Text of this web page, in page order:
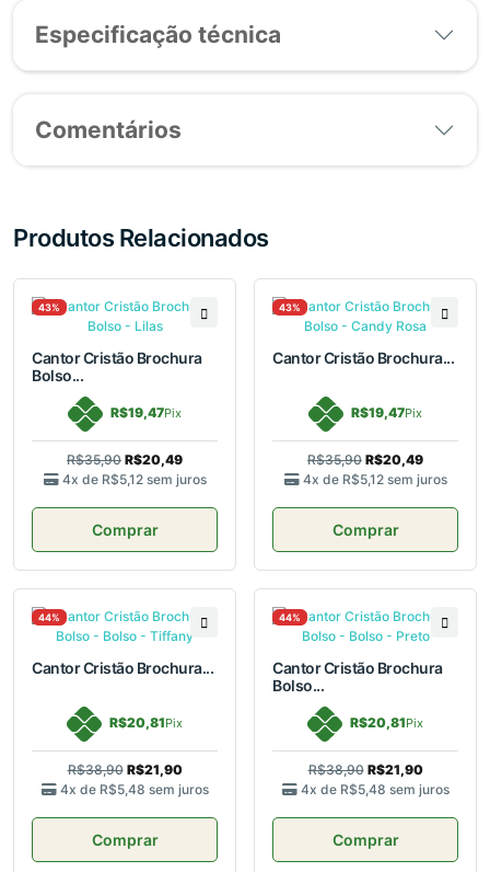
Especificação técnica
Comentários
Produtos Relacionados
43%
Cantor Cristão Brochura
Bolso...
R$19,47Pix
R$35,90 R$20,49
4x de R$5,12 sem juros
Comprar
43%
Cantor Cristão Brochura...
R$19,47Pix
R$35,90 R$20,49
4x de R$5,12 sem juros
Comprar
44%
Cantor Cristão Brochura...
R$20,81Pix
R$38,90 R$21,90
4x de R$5,48 sem juros
Comprar
44%
Cantor Cristão Brochura
Bolso...
R$20,81Pix
R$38,90 R$21,90
4x de R$5,48 sem juros
Comprar